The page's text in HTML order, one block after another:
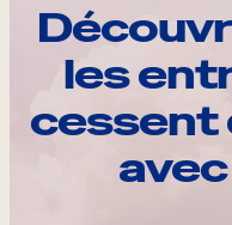
les
cessent